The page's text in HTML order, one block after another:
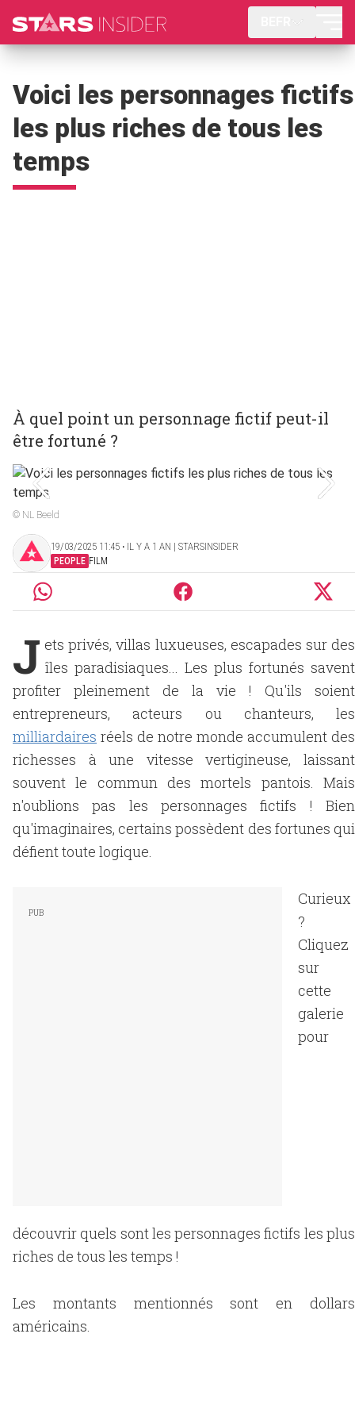
Voici les personnages fictifs
les plus riches de tous les
temps
À quel point un personnage fictif peut-il
être fortuné ?
© NL Beeld
19/03/2025 11:45 ‧ IL Y A 1 AN | STARSINSIDER
PEOPLE FILM
J ets privés, villas luxueuses, escapades sur des
îles paradisiaques... Les plus fortunés savent
profiter pleinement de la vie ! Qu'ils soient
entrepreneurs, acteurs ou chanteurs, les
milliardaires réels de notre monde accumulent des
richesses à une vitesse vertigineuse, laissant
souvent le commun des mortels pantois. Mais
n'oublions pas les personnages fictifs ! Bien
qu'imaginaires, certains possèdent des fortunes qui
défient toute logique.
Curieux
?
Cliquez
sur
cette
galerie
pour
découvrir quels sont les personnages fictifs les plus
riches de tous les temps !
Les montants mentionnés sont en dollars
américains.